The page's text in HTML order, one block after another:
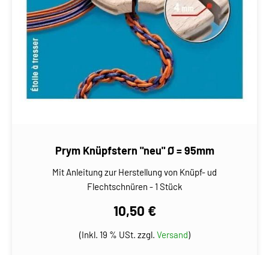
Prym Knüpfstern "neu" Ø = 95mm
Mit Anleitung zur Herstellung von Knüpf- ud
Flechtschnüren - 1 Stück
10,50 €
(Inkl. 19 % USt. zzgl. Versand)